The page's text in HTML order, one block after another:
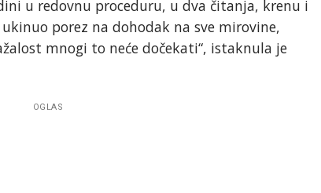
u redovnu proceduru, u dva čitanja, krenu i
porez na dohodak na sve mirovine,
mnogi to neće dočekati“, istaknula je
OGLAS